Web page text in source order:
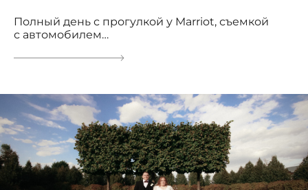
Полный день с прогулкой у Marriot, съемкой
с автомобилем…